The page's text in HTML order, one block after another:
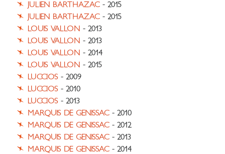
JULIEN BARTHAZAC - 2015
JULIEN BARTHAZAC - 2015
LOUIS VALLON - 2013
LOUIS VALLON - 2013
LOUIS VALLON - 2014
LOUIS VALLON - 2015
LUCCIOS - 2009
LUCCIOS - 2010
LUCCIOS - 2013
MARQUIS DE GENISSAC - 2010
MARQUIS DE GENISSAC - 2012
MARQUIS DE GENISSAC - 2013
MARQUIS DE GENISSAC - 2014